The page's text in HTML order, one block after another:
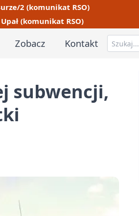
2 (komunikat RSO)
(komunikat RSO)
Zobacz Kontakt
subwencji,